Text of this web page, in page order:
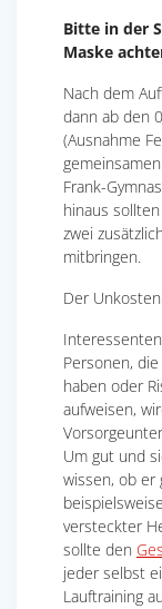
Bitte in der
Maske
Nach dem
dann ab den
(Ausnahme
Frank-
hinaus
zwei
mitbringen.
Der
Personen,
haben oder
aufweisen,
Um gut und
wissen, ob
versteckter
sollte den
jeder selbst
Lauftraining